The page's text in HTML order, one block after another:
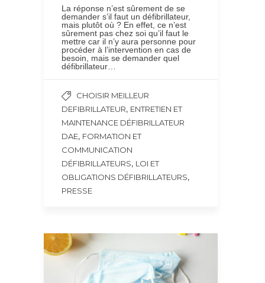
La réponse n’est sûrement de se
demander s’il faut un défibrillateur,
mais plutôt où ? En effet, ce n’est
sûrement pas chez soi qu’il faut le
mettre car il n’y aura personne pour
procéder à l’intervention en cas de
besoin, mais se demander quel
défibrillateur…
CHOISIR MEILLEUR
DEFIBRILLATEUR, ENTRETIEN ET
MAINTENANCE DÉFIBRILLATEUR
DAE, FORMATION ET
COMMUNICATION
DÉFIBRILLATEURS, LOI ET
OBLIGATIONS DÉFIBRILLATEURS,
PRESSE